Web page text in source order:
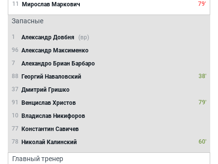
11
Мирослав Маркович 79'
Запасные
1 Александр Довбня
(вр)
96 Александр Максименко
7
Алехандро Бриан Барбаро
88 Георгий Наваловский
38'
37 Дмитрий Гришко
91
Венцислав Христов
79'
10 Владислав Никифоров
77 Константин Савичев
78 Николай Калинский 60'
Главный тренер